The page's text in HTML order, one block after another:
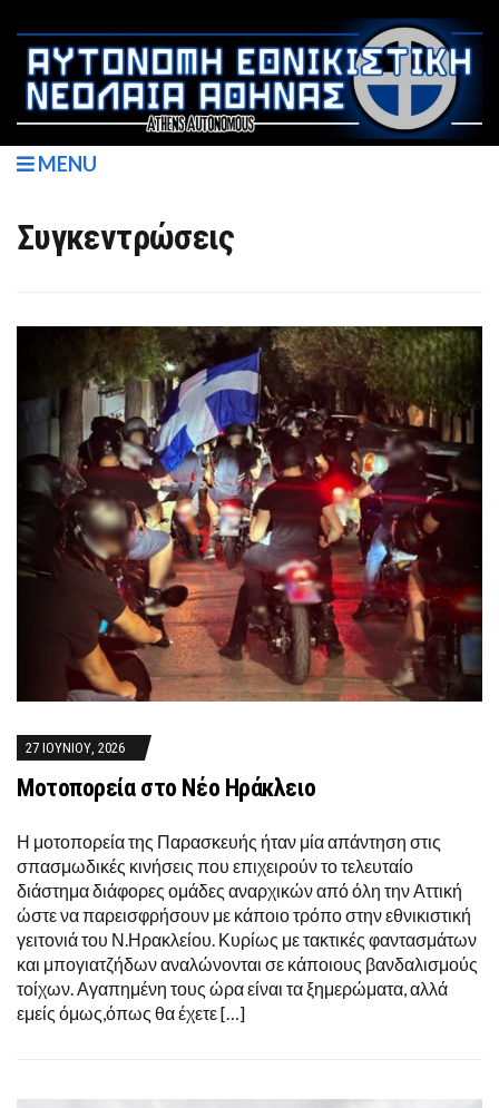
MENU
Συγκεντρώσεις
27 ΙΟΥΝΊΟΥ, 2026
Μοτοπορεία στο Νέο Ηράκλειο
Η μοτοπορεία της Παρασκευής ήταν μία απάντηση στις
σπασμωδικές κινήσεις που επιχειρούν το τελευταίο
διάστημα διάφορες ομάδες αναρχικών από όλη την Αττική
ώστε να παρεισφρήσουν με κάποιο τρόπο στην εθνικιστική
γειτονιά του Ν.Ηρακλείου. Κυρίως με τακτικές φαντασμάτων
και μπογιατζήδων αναλώνονται σε κάποιους βανδαλισμούς
τοίχων. Αγαπημένη τους ώρα είναι τα ξημερώματα, αλλά
εμείς όμως,όπως θα έχετε […]